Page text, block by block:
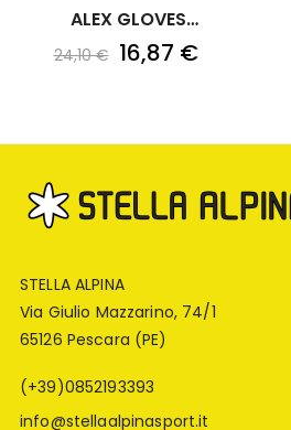
ALEX GLOVES
LEATHER/KEVLAR
24,10 € 16,87 €
STELLA ALPINA
Via Giulio Mazzarino, 74/1
65126 Pescara (PE)
(+39)0852193393
info@stellaalpinasport.it